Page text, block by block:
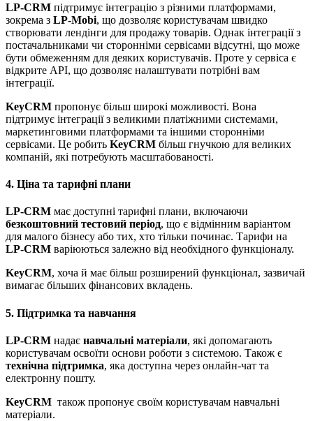
LP-CRM підтримує інтеграцію з різними платформами,
зокрема з LP-Mobi, що дозволяє користувачам швидко
створювати лендінги для продажу товарів. Однак інтеграції з
постачальниками чи сторонніми сервісами відсутні, що може
бути обмеженням для деяких користувачів. Проте у сервіса є
відкрите API, що дозволяє налаштувати потрібні вам
інтеграції.
KeyCRM пропонує більш широкі можливості. Вона
підтримує інтеграції з великими платіжними системами,
маркетинговими платформами та іншими сторонніми
сервісами. Це робить KeyCRM більш гнучкою для великих
компаній, які потребують масштабованості.
4. Ціна та тарифні плани
LP-CRM має доступні тарифні плани, включаючи
безкоштовний тестовий період, що є відмінним варіантом
для малого бізнесу або тих, хто тільки починає. Тарифи на
LP-CRM варіюються залежно від необхідного функціоналу.
KeyCRM, хоча й має більш розширений функціонал, зазвичай
вимагає більших фінансових вкладень.
5. Підтримка та навчання
LP-CRM надає навчальні матеріали, які допомагають
користувачам освоїти основи роботи з системою. Також є
технічна підтримка, яка доступна через онлайн-чат та
електронну пошту.
KeyCRM також пропонує своїм користувачам навчальні
матеріали.